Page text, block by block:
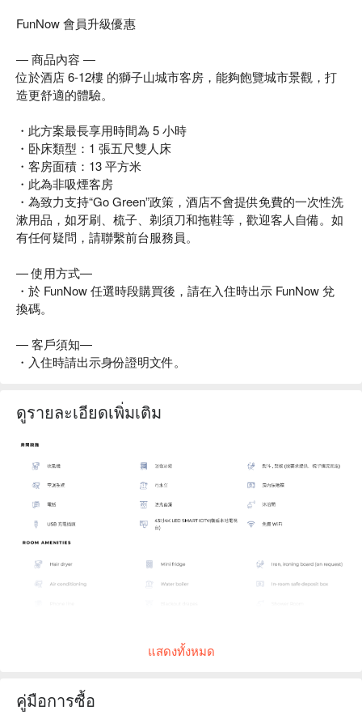
FunNow 會員升級優惠
— 商品內容 —
位於酒店 6-12樓 的獅子山城市客房，能夠飽覽城市景觀，打
造更舒適的體驗。
・此方案最長享用時間為 5 小時
・卧床類型：1 張五尺雙人床
・客房面積：13 平方米
・此為非吸煙客房
・為致力支持“Go Green”政策，酒店不會提供免費的一次性洗
漱用品，如牙刷、梳子、剃須刀和拖鞋等，歡迎客人自備。如
有任何疑問，請聯繫前台服務員。
— 使用方式—
・於 FunNow 任選時段購買後，請在入住時出示 FunNow 兌
換碼。
— 客戶須知—
・入住時請出示身份證明文件。
ดูรายละเอียดเพิ่มเติม
แสดงทั้งหมด
คู่มือการซื้อ